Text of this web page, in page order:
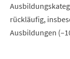
rückläufig,
Ausbildungen